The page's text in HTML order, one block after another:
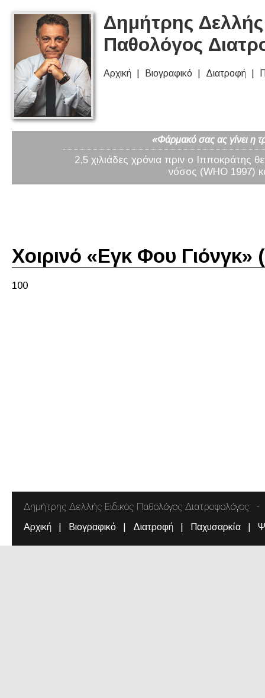
Δημήτρης
Παθολόγος
Αρχική Βιογραφικό Διατροφή
«Φάρμακό σας ας γίνει η
2,5 χιλιάδες χρόνια πριν ο Ιπποκράτης
νόσος (WHO 1997)
Χοιρινό «Εγκ Φου Γιόνγκ»
100
Δημήτρης Δελλής Ειδικός Παθολόγος Διατροφολόγος
Αρχική Βιογραφικό Διατροφή Παχυσαρκία